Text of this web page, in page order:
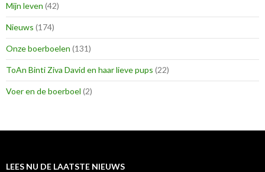
Mijn leven (42)
Nieuws (174)
Onze boerboelen (131)
ToAn Binti Ziva David en haar lieve pups (22)
Voer en de boerboel (2)
LEES NU DE LAATSTE NIEUWS